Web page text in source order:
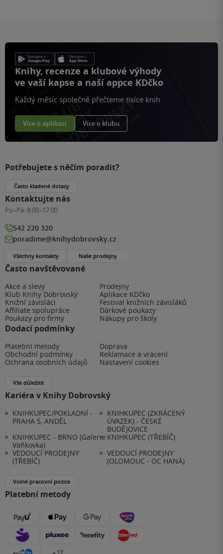
Knihy, recenze a klubové výhody
ve vaší kapse a naší appce KDčko
Každý měsíc společně přečteme tisíce knih
Více o aplikaci Více o klubu
Často navštěvované
Akce a slevy
Prodejny
Klub Knihy Dobrovský
Aplikace KDčko
Knižní závisláci
Festival knižních závisláků
Affiliate spolupráce
Dárkové poukazy
Poukazy pro firmy
Nákupy pro školy
Dodací podmínky
Platební metody
Doprava
Obchodní podmínky
Reklamace a vrácení
Ochrana osobních údajů
Nastavení cookies
Vše důležité
Kariéra v Knihy Dobrovský
KNIHKUPEC/POKLADNÍ -
PRAHA 5, ANDĚL
KNIHKUPEC (ZKRÁCENÝ
ÚVAZEK) - ČESKÉ
BUDĚJOVICE
KNIHKUPEC - BRNO (Galerie
Vaňkovka)
KNIHKUPEC (TŘEBÍČ)
VEDOUCÍ PRODEJNY
(TŘEBÍČ)
VEDOUCÍ PRODEJNY
(OLOMOUC - OC HANÁ)
Volné pracovní pozice
Platební metody
Potřebujete s něčím poradit?
Často kladené dotazy
Kontaktujte nás
Po–Pá: 8:00–17:00
542 220 320
poradime@knihydobrovsky.cz
Všechny kontakty Naše prodejny